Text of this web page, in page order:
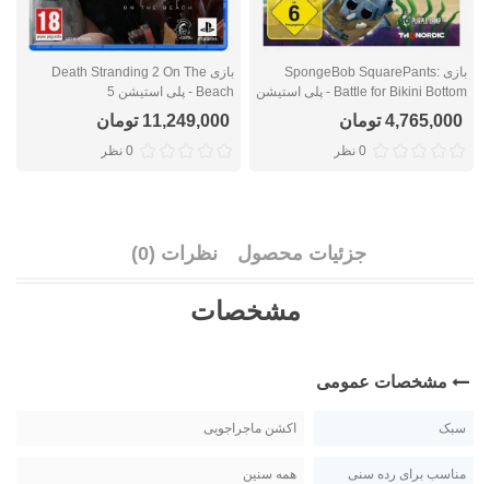
بازی SpongeBob SquarePants:
Battle for Bikini Bottom - پلی استیشن
4
4,765,000 تومان
0 نظر
بازی Death Stranding 2 On The
Beach - پلی استیشن 5
11,249,000 تومان
0 نظر
جزئیات محصول نظرات (0)
مشخصات
مشخصات عمومی
سبک اکشن ماجراجویی
مناسب برای رده سنی همه سنین